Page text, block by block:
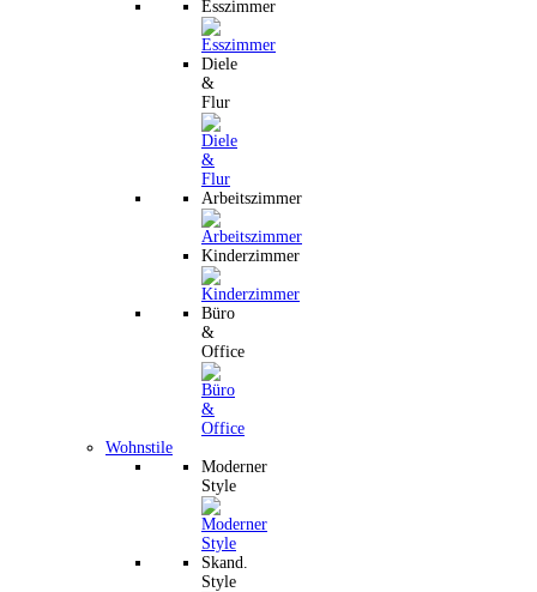
Esszimmer
Diele
&
Flur
Arbeitszimmer
Kinderzimmer
Büro
&
Office
Wohnstile
Moderner
Style
Skand.
Style